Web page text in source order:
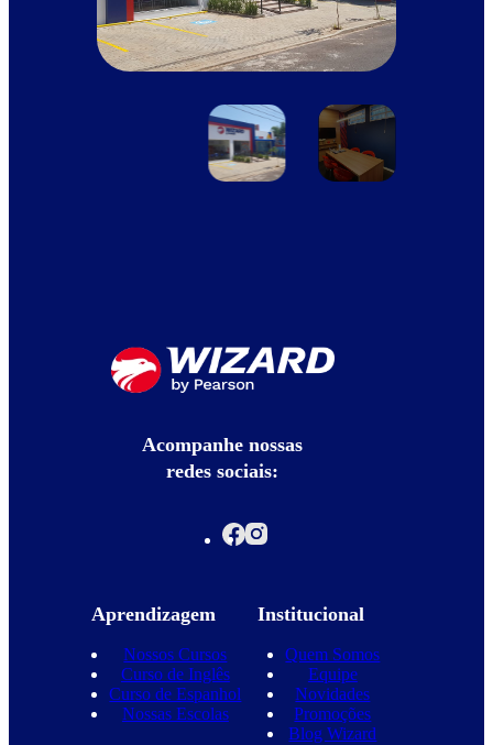
Acompanhe nossas
redes sociais:
Aprendizagem
Nossos Cursos
Curso de Inglês
Curso de Espanhol
Nossas Escolas
Institucional
Quem Somos
Equipe
Novidades
Promoções
Blog Wizard